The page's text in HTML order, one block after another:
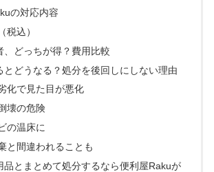
の対応内容
税込）
、どっちが得？費用比較
とどうなる？処分を後回しにしない理由
化で見た目が悪化
壊の危険
の温床に
と間違われることも
品とまとめて処分するなら便利屋Rakuが